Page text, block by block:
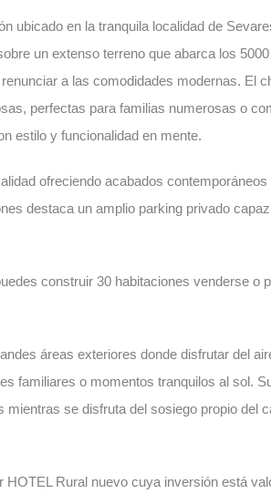
ubicado en la tranquila localidad de
un extenso terreno que abarca los
a las comodidades modernas. El
perfectas para familias numerosas o
estilo y funcionalidad en mente.
ofreciendo acabados contemporáneos
destaca un amplio parking privado
construir 30 habitaciones venderse o
áreas exteriores donde disfrutar del
familiares o momentos tranquilos al sol.
se disfruta del sosiego propio del
Rural nuevo cuya inversión está